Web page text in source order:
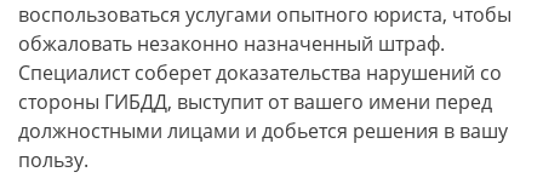
воспользоваться услугами опытного юриста, чтобы
обжаловать незаконно назначенный штраф.
Специалист соберет доказательства нарушений со
стороны ГИБДД, выступит от вашего имени перед
должностными лицами и добьется решения в вашу
пользу.